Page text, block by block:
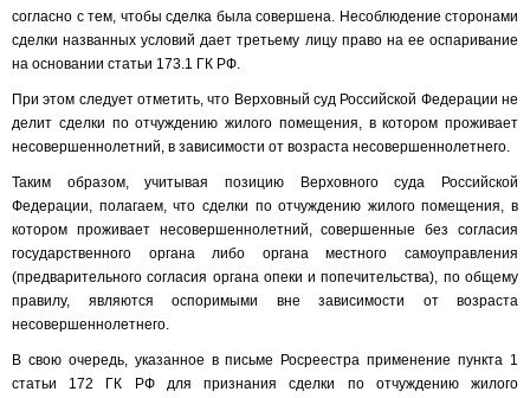
согласно с тем, чтобы сделка была совершена. Несоблюдение сторонами
сделки названных условий дает третьему лицу право на ее оспаривание
на основании статьи 173.1 ГК РФ.
При этом следует отметить, что Верховный суд Российской Федерации не
делит сделки по отчуждению жилого помещения, в котором проживает
несовершеннолетний, в зависимости от возраста несовершеннолетнего.
Таким образом, учитывая позицию Верховного суда Российской
Федерации, полагаем, что сделки по отчуждению жилого помещения, в
котором проживает несовершеннолетний, совершенные без согласия
государственного органа либо органа местного самоуправления
(предварительного согласия органа опеки и попечительства), по общему
правилу, являются оспоримыми вне зависимости от возраста
несовершеннолетнего.
В свою очередь, указанное в письме Росреестра применение пункта 1
статьи 172 ГК РФ для признания сделки по отчуждению жилого